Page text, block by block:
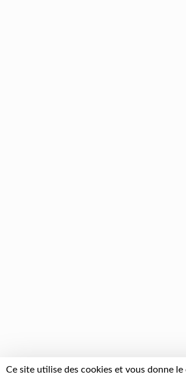
Ce site utilise des cookies et vous donne